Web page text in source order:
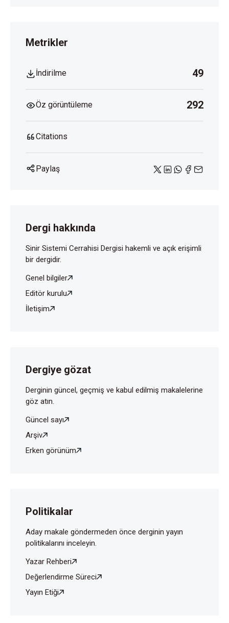
Metrikler
İndirilme 49
Öz görüntüleme 292
Citations
Paylaş
Dergi hakkında
Sinir Sistemi Cerrahisi Dergisi hakemli ve açık erişimli
bir dergidir.
Genel bilgiler
Editör kurulu
İletişim
Dergiye gözat
Derginin güncel, geçmiş ve kabul edilmiş makalelerine
göz atın.
Güncel sayı
Arşiv
Erken görünüm
Politikalar
Aday makale göndermeden önce derginin yayın
politikalarını inceleyin.
Yazar Rehberi
Değerlendirme Süreci
Yayın Etiği